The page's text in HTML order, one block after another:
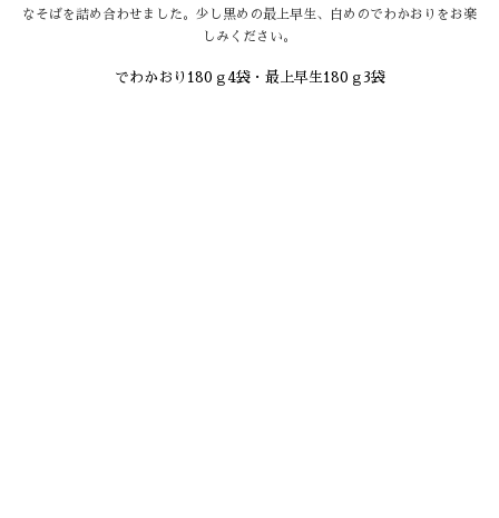
なそばを詰め合わせました。少し黒めの最上早生、白めのでわかおりをお楽
しみください。
でわかおり180ｇ4袋・最上早生180ｇ3袋